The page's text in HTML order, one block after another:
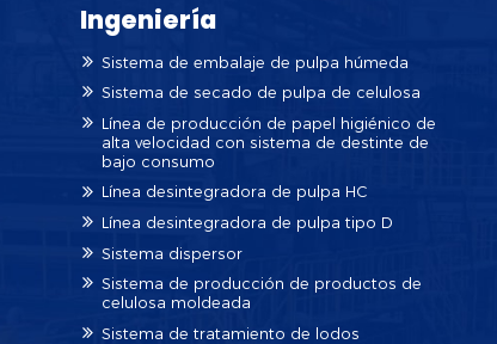
Ingeniería
Sistema de embalaje de pulpa húmeda
Sistema de secado de pulpa de celulosa
Línea de producción de papel higiénico de
alta velocidad con sistema de destinte de
bajo consumo
Línea desintegradora de pulpa HC
Línea desintegradora de pulpa tipo D
Sistema dispersor
Sistema de producción de productos de
celulosa moldeada
Sistema de tratamiento de lodos